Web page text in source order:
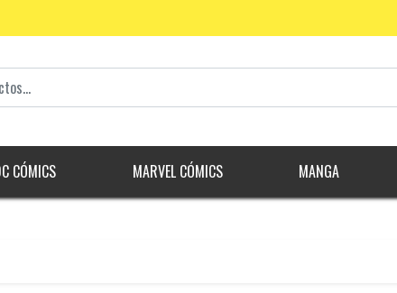
CÓMICS MARVEL CÓMICS MANGA